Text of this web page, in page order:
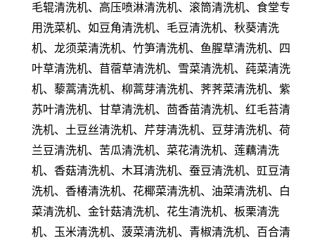
毛辊清洗机、高压喷淋清洗机、滚筒清洗机、食堂专
用洗菜机、如豆角清洗机、毛豆清洗机、秋葵清洗
机、龙须菜清洗机、竹笋清洗机、鱼腥草清洗机、四
叶草清洗机、苜蓿草清洗机、雪菜清洗机、莼菜清洗
机、藜蒿清洗机、柳蒿芽清洗机、荠荠菜清洗机、紫
苏叶清洗机、甘草清洗机、茴香苗清洗机、红毛苔清
洗机、土豆丝清洗机、芹芽清洗机、豆芽清洗机、荷
兰豆清洗机、苦瓜清洗机、菜花清洗机、莲藕清洗
机、香菇清洗机、木耳清洗机、蚕豆清洗机、豇豆清
洗机、香椿清洗机、花椰菜清洗机、油菜清洗机、白
菜清洗机、金针菇清洗机、花生清洗机、板栗清洗
机、玉米清洗机、菠菜清洗机、青椒清洗机、百合清